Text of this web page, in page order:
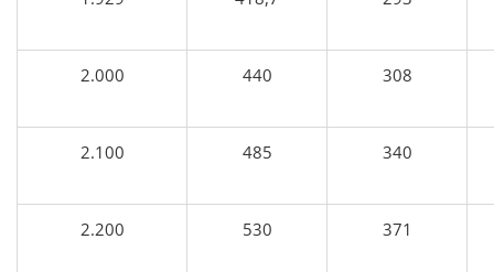
2.000 440 308
2.100 485 340
2.200 530 371